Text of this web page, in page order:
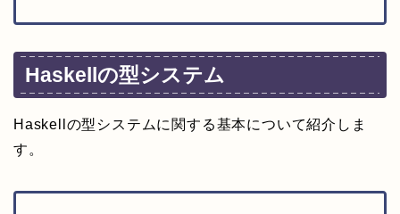
Haskellの型システム
Haskellの型システムに関する基本について紹介しま
す。